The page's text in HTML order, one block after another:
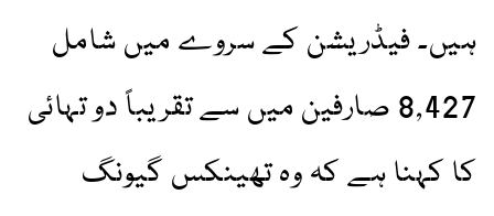
ہیں۔ فیڈریشن کے سروے میں شامل
8,427 صارفین میں سے تقریباً دو تہائی
کا کہنا ہے کہ وہ تھینکس گیونگ